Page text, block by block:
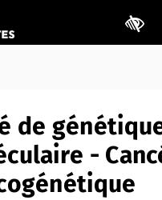
Outils
de
-